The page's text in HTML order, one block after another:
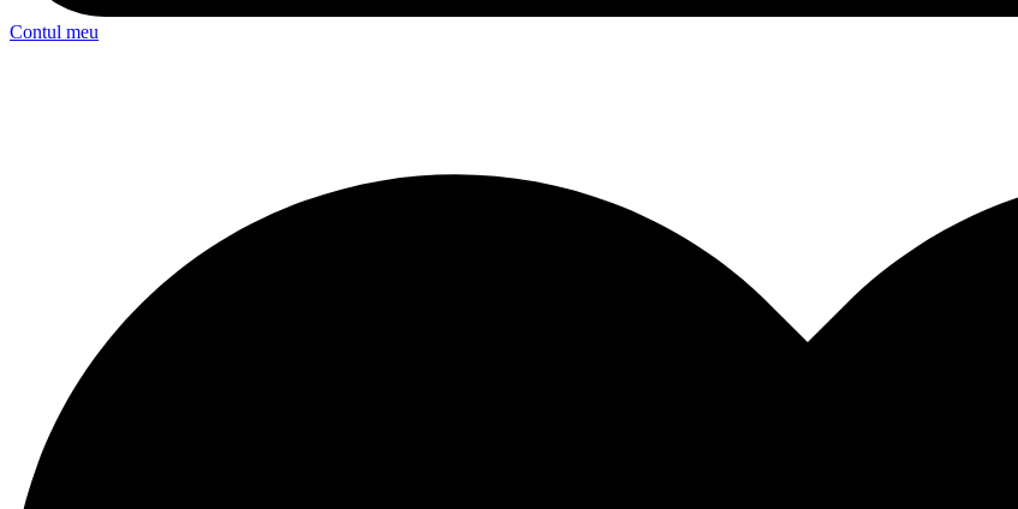
Contul meu